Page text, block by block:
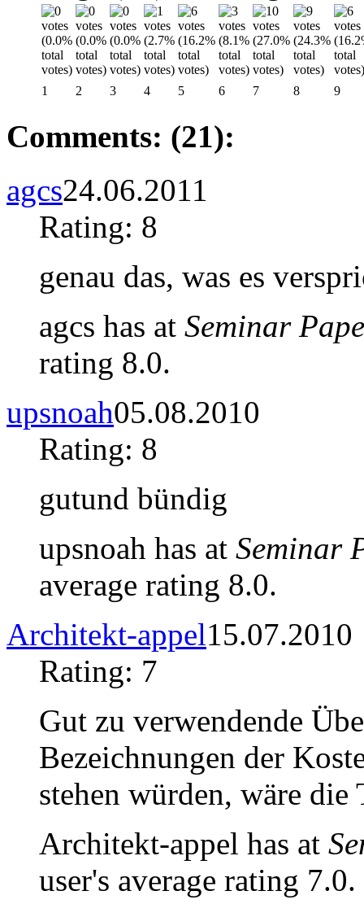
1 2 3 4 5 6 7 8 9
Comments: (21):
agcs24.06.2011
Rating: 8
genau das, was es
agcs has at Seminar
rating 8.0.
upsnoah05.08.2010
Rating: 8
gutund bündig
upsnoah has at Seminar
average rating 8.0.
Architekt-appel15.07.2010
Rating: 7
Gut zu verwendende
Bezeichnungen der
stehen würden, wäre
Architekt-appel has at
user's average rating 7.0.